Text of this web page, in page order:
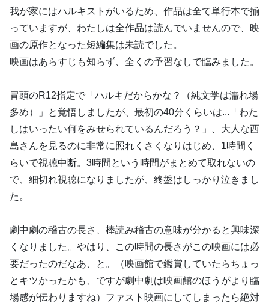
我が家にはハルキストがいるため、作品は全て単行本で揃
っていますが、わたしは全作品は読んでいませんので、映
画の原作となった短編集は未読でした。
映画はあらすじも知らず、全くの予習なしで臨みました。
冒頭のR12指定で「ハルキだからかな？（純文学は濡れ場
多め）」と覚悟しましたが、最初の40分くらいは...「わた
しはいったい何をみせられているんだろう？」、大人な西
島さんを見るのに非常に照れくさくなりはじめ、1時間く
らいで視聴中断。3時間という時間がまとめて取れないの
で、細切れ視聴になりましたが、終盤はしっかり泣きまし
た。
劇中劇の稽古の長さ、棒読み稽古の意味が分かると興味深
くなりました。やはり、この時間の長さがこの映画には必
要だったのだなあ、と。（映画館で鑑賞していたらちょっ
とキツかったかも、ですが劇中劇は映画館のほうがより臨
場感が伝わりますね）ファスト映画にしてしまったら絶対